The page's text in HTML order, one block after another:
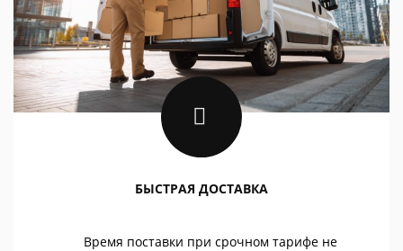
БЫСТРАЯ ДОСТАВКА
Время поставки при срочном тарифе не